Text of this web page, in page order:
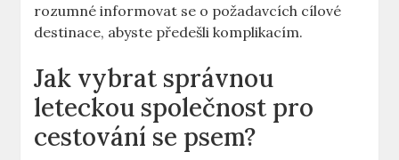
rozumné informovat se o požadavcích cílové
destinace, abyste předešli komplikacím.
Jak vybrat správnou
leteckou společnost pro
cestování se psem?